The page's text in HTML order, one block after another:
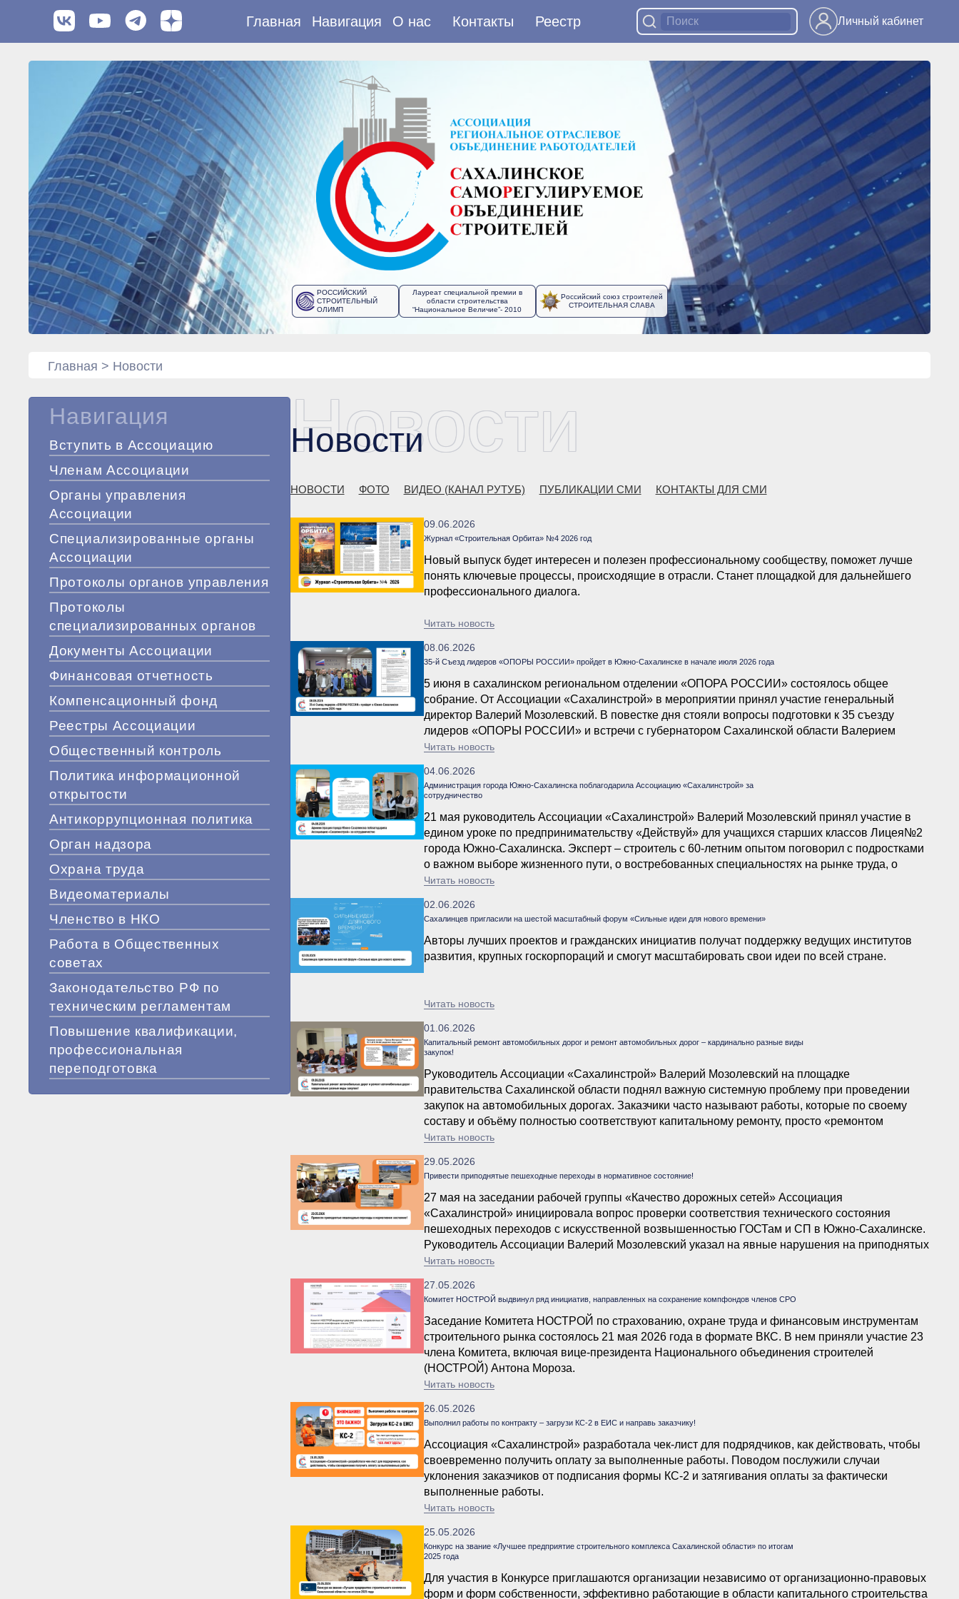
Главная Навигация О нас Контакты Реестр Личный кабинет
РОССИЙСКИЙ
СТРОИТЕЛЬНЫЙ
ОЛИМП
Лауреат специальной премии в
области строительства
“Национальное Величие”- 2010
Российский союз строителей
СТРОИТЕЛЬНАЯ СЛАВА
Главная > Новости
Навигация
Вступить в Ассоциацию
Членам Ассоциации
Органы управления
Ассоциации
Специализированные органы
Ассоциации
Протоколы органов управления
Протоколы
специализированных органов
Документы Ассоциации
Финансовая отчетность
Компенсационный фонд
Реестры Ассоциации
Общественный контроль
Политика информационной
открытости
Антикоррупционная политика
Орган надзора
Охрана труда
Видеоматериалы
Членство в НКО
Работа в Общественных
советах
Законодательство РФ по
техническим регламентам
Повышение квалификации,
профессиональная
переподготовка
Новости
Новости
НОВОСТИ ФОТО ВИДЕО (КАНАЛ РУТУБ) ПУБЛИКАЦИИ СМИ КОНТАКТЫ ДЛЯ СМИ
09.06.2026
Журнал «Строительная Орбита» №4 2026 год
Новый выпуск будет интересен и полезен профессиональному сообществу, поможет лучше
понять ключевые процессы, происходящие в отрасли. Станет площадкой для дальнейшего
профессионального диалога.
Читать новость
08.06.2026
35-й Съезд лидеров «ОПОРЫ РОССИИ» пройдет в Южно-Сахалинске в начале июля 2026 года
5 июня в сахалинском региональном отделении «ОПОРА РОССИИ» состоялось общее
собрание. От Ассоциации «Сахалинстрой» в мероприятии принял участие генеральный
директор Валерий Мозолевский. В повестке дня стояли вопросы подготовки к 35 съезду
лидеров «ОПОРЫ РОССИИ» и встречи с губернатором Сахалинской области Валерием
Лимаренко.
Читать новость
04.06.2026
Администрация города Южно-Сахалинска поблагодарила Ассоциацию «Сахалинстрой» за
сотрудничество
21 мая руководитель Ассоциации «Сахалинстрой» Валерий Мозолевский принял участие в
едином уроке по предпринимательству «Действуй» для учащихся старших классов Лицея№2
города Южно-Сахалинска. Эксперт – строитель с 60-летним опытом поговорил с подростками
о важном выборе жизненного пути, о востребованных специальностях на рынке труда, о
вечном двигателе прогресса – стремлении учиться и познавать новое.
Читать новость
02.06.2026
Сахалинцев пригласили на шестой масштабный форум «Сильные идеи для нового времени»
Авторы лучших проектов и гражданских инициатив получат поддержку ведущих институтов
развития, крупных госкорпораций и смогут масштабировать свои идеи по всей стране.
Читать новость
01.06.2026
Капитальный ремонт автомобильных дорог и ремонт автомобильных дорог – кардинально разные виды
закупок!
Руководитель Ассоциации «Сахалинстрой» Валерий Мозолевский на площадке
правительства Сахалинской области поднял важную системную проблему при проведении
закупок на автомобильных дорогах. Заказчики часто называют работы, которые по своему
составу и объёму полностью соответствуют капитальному ремонту, просто «ремонтом
автомобильной дороги». Такое занижение квалификации предмета закупки приводит к ряду
негативных последствий как для подрядчиков, так и для населения: страдает качество дорог и
создается угроза безопасности дорожного движения.
Читать новость
29.05.2026
Привести приподнятые пешеходные переходы в нормативное состояние!
27 мая на заседании рабочей группы «Качество дорожных сетей» Ассоциация
«Сахалинстрой» инициировала вопрос проверки соответствия технического состояния
пешеходных переходов с искусственной возвышенностью ГОСТам и СП в Южно-Сахалинске.
Руководитель Ассоциации Валерий Мозолевский указал на явные нарушения на приподнятых
пешеходных переходах в разных частях областной столицы, которые небезопасны для
маломобильных групп населения и пожилых людей.
Читать новость
27.05.2026
Комитет НОСТРОЙ выдвинул ряд инициатив, направленных на сохранение компфондов членов СРО
Заседание Комитета НОСТРОЙ по страхованию, охране труда и финансовым инструментам
строительного рынка состоялось 21 мая 2026 года в формате ВКС. В нем приняли участие 23
члена Комитета, включая вице-президента Национального объединения строителей
(НОСТРОЙ) Антона Мороза.
Читать новость
26.05.2026
Выполнил работы по контракту – загрузи КС-2 в ЕИС и направь заказчику!
Ассоциация «Сахалинстрой» разработала чек-лист для подрядчиков, как действовать, чтобы
своевременно получить оплату за выполненные работы. Поводом послужили случаи
уклонения заказчиков от подписания формы КС-2 и затягивания оплаты за фактически
выполненные работы.
Читать новость
25.05.2026
Конкурс на звание «Лучшее предприятие строительного комплекса Сахалинской области» по итогам
2025 года
Для участия в Конкурсе приглашаются организации независимо от организационно-правовых
форм и форм собственности, эффективно работающие в области капитального строительства